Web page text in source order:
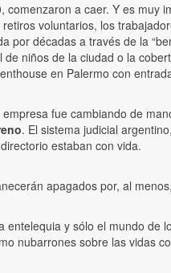
a caer. Y es
voluntarios, los
por décadas a través de la
niños de la ciudad o la
en Palermo con
fue cambiando de
. El sistema judicial
estaban con vida.
apagados por, al
y sólo el mundo
nubarrones sobre las vidas